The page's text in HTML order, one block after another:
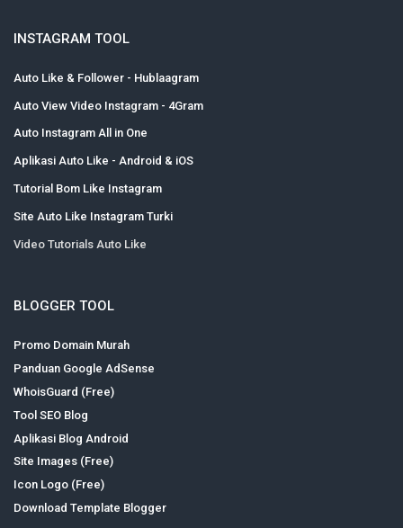
INSTAGRAM TOOL
Auto Like & Follower - Hublaagram
Auto View Video Instagram - 4Gram
Auto Instagram All in One
Aplikasi Auto Like - Android & iOS
Tutorial Bom Like Instagram
Site Auto Like Instagram Turki
Video Tutorials Auto Like
BLOGGER TOOL
Promo Domain Murah
Panduan Google AdSense
WhoisGuard (Free)
Tool SEO Blog
Aplikasi Blog Android
Site Images (Free)
Icon Logo (Free)
Download Template Blogger